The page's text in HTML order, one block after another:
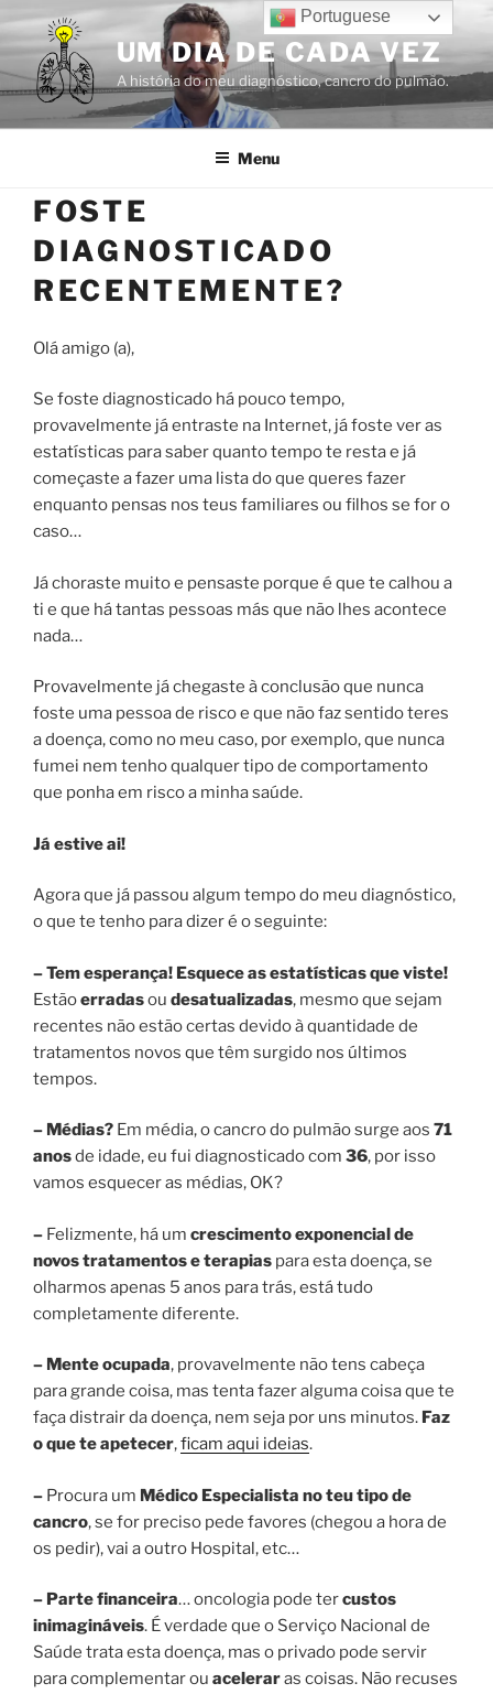
conteúdo
UM DIA DE CADA VEZ
A história do meu diagnóstico, cancro do pulmão.
Menu
FOSTE
DIAGNOSTICADO
RECENTEMENTE?
Olá amigo (a),
Se foste diagnosticado há pouco tempo,
provavelmente já entraste na Internet, já foste ver as
estatísticas para saber quanto tempo te resta e já
começaste a fazer uma lista do que queres fazer
enquanto pensas nos teus familiares ou filhos se for o
caso…
Já choraste muito e pensaste porque é que te calhou a
ti e que há tantas pessoas más que não lhes acontece
nada…
Provavelmente já chegaste à conclusão que nunca
foste uma pessoa de risco e que não faz sentido teres
a doença, como no meu caso, por exemplo, que nunca
fumei nem tenho qualquer tipo de comportamento
que ponha em risco a minha saúde.
Já estive ai!
Agora que já passou algum tempo do meu diagnóstico,
o que te tenho para dizer é o seguinte:
– Tem esperança! Esquece as estatísticas que viste!
Estãoerradasou desatualizadas, mesmo que sejam
recentes não estão certas devido à quantidade de
tratamentos novos que têm surgido nos últimos
tempos.
– Médias? Em média, o cancro do pulmão surge aos 71
anosde idade, eu fui diagnosticado com 36, por isso
vamos esquecer as médias, OK?
– Felizmente, há um crescimento exponencial de
novos tratamentos e terapias para esta doença, se
olharmos apenas 5 anos para trás, está tudo
completamente diferente.
– Mente ocupada, provavelmente não tens cabeça
para grande coisa, mas tenta fazer alguma coisa que te
faça distrair da doença, nem seja por uns minutos. Faz
o que te apetecer,ficam aqui ideias.
– Procura um Médico Especialista no teu tipo de
cancro, se for preciso pede favores (chegou a hora de
os pedir), vai a outro Hospital, etc…
– Parte financeira… oncologia pode tercustos
inimagináveis. É verdade que o Serviço Nacional de
Saúde trata esta doença, mas o privado pode servir
para complementar ou aceleraras coisas. Não recuses
Portuguese